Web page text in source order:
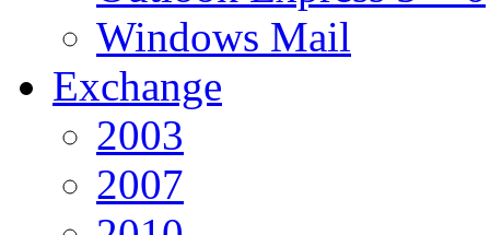
Windows Mail
Exchange
2003
2007